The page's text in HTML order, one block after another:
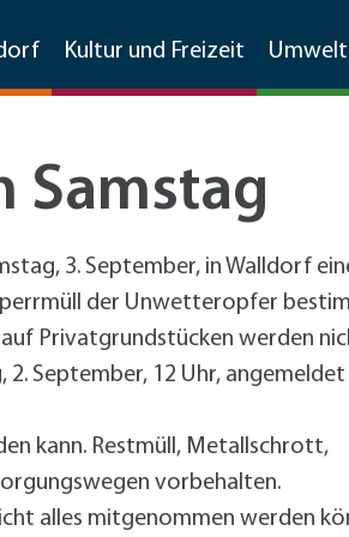
Walldorfer
Partnerstädte
Ehrenbürger
Barrierefreiheit
Gebärdensprache
Vereine
Aktuelles
Kultur und Freizeit
Stadtgeschichte
Historisches
Jüdisches Leben
Liebenswertes
Aktuelles
Fahrradstraße Kleinfeldweg
Radverkehrskonzept
+
Umweltschutz
Grünschnitt,
Gemarkungsputz
Lärmaktionsplan
Boden- und
Natur
Storchenwiese
Private Haushalte
Gewerbe
Für Kleinstbetriebe
Umweltförderprogramme
MetropolPark
Samstag
3. September, in Walldorf
der Unwetteropfer
Privatgrundstücken werden
September, 12 Uhr,
kann. Restmüll, Metallschrott,
vorbehalten.
alles mitgenommen werden